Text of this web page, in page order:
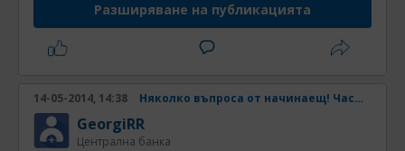
Те почивката и забавленията са само
разходи. А за да има разходи, трябва да има
Разширяване на публикацията
14-05-2014, 14:38 Няколко въпроса от начинаещ! Част 2
GeorgiRR
Централна банка